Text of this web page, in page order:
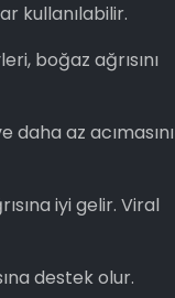
kullanılabilir.
boğaz ağrısını
az acımasını
iyi gelir. Viral
destek olur.